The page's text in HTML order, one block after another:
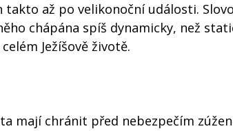
až po velikonoční události. Slovo
chápána spíš dynamicky, než
Ježíšově životě.
mají chránit před nebezpečím